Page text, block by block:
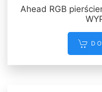
Ahead RGB